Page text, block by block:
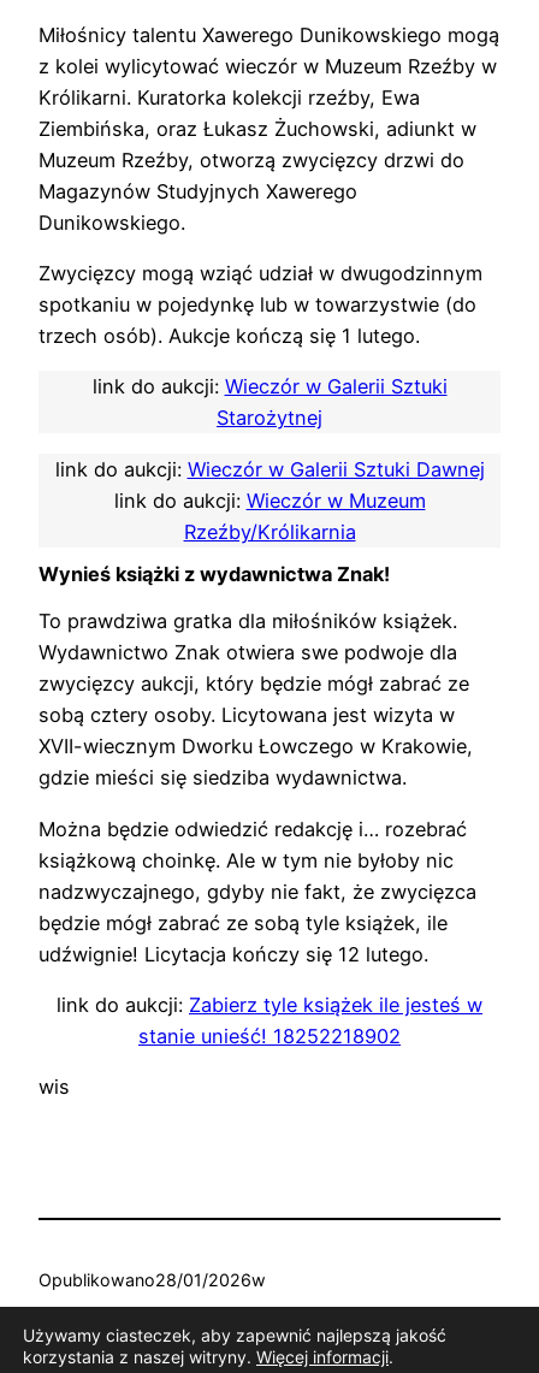
Miłośnicy talentu Xawerego Dunikowskiego mogą
z kolei wylicytować wieczór w Muzeum Rzeźby w
Królikarni. Kuratorka kolekcji rzeźby, Ewa
Ziembińska, oraz Łukasz Żuchowski, adiunkt w
Muzeum Rzeźby, otworzą zwycięzcy drzwi do
Magazynów Studyjnych Xawerego
Dunikowskiego.
Zwycięzcy mogą wziąć udział w dwugodzinnym
spotkaniu w pojedynkę lub w towarzystwie (do
trzech osób). Aukcje kończą się 1 lutego.
link do aukcji: Wieczór w Galerii Sztuki
Starożytnej
link do aukcji: Wieczór w Galerii Sztuki Dawnej
link do aukcji: Wieczór w Muzeum
Rzeźby/Królikarnia
Wynieś książki z wydawnictwa Znak!
To prawdziwa gratka dla miłośników książek.
Wydawnictwo Znak otwiera swe podwoje dla
zwycięzcy aukcji, który będzie mógł zabrać ze
sobą cztery osoby. Licytowana jest wizyta w
XVII-wiecznym Dworku Łowczego w Krakowie,
gdzie mieści się siedziba wydawnictwa.
Można będzie odwiedzić redakcję i… rozebrać
książkową choinkę. Ale w tym nie byłoby nic
nadzwyczajnego, gdyby nie fakt, że zwycięzca
będzie mógł zabrać ze sobą tyle książek, ile
udźwignie! Licytacja kończy się 12 lutego.
link do aukcji: Zabierz tyle książek ile jesteś w
stanie unieść! 18252218902
wis
Opublikowano28/01/2026w
Tagi:
Używamy ciasteczek, aby zapewnić najlepszą jakość
korzystania z naszej witryny. Więcej informacji.